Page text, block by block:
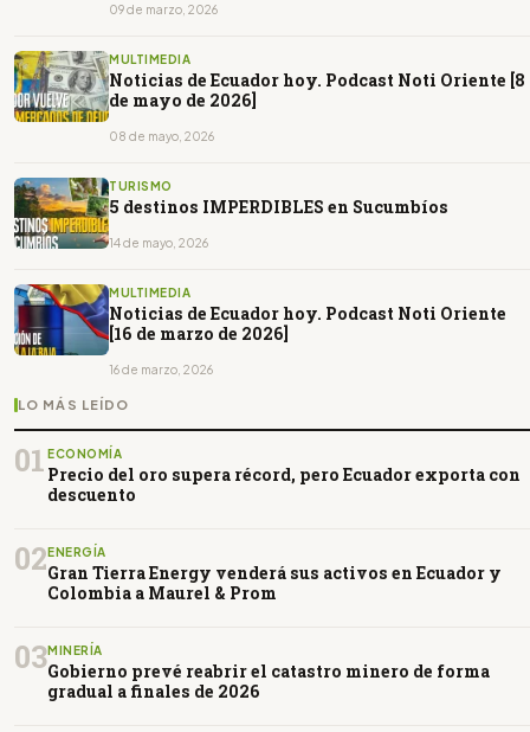
09 de marzo, 2026
MULTIMEDIA
Noticias de Ecuador hoy. Podcast Noti Oriente [8
de mayo de 2026]
08 de mayo, 2026
TURISMO
5 destinos IMPERDIBLES en Sucumbíos
14 de mayo, 2026
MULTIMEDIA
Noticias de Ecuador hoy. Podcast Noti Oriente
[16 de marzo de 2026]
16 de marzo, 2026
LO MÁS LEÍDO
01 ECONOMÍA
Precio del oro supera récord, pero Ecuador exporta con
descuento
02ENERGÍA
Gran Tierra Energy venderá sus activos en Ecuador y
Colombia a Maurel & Prom
03MINERÍA
Gobierno prevé reabrir el catastro minero de forma
gradual a finales de 2026